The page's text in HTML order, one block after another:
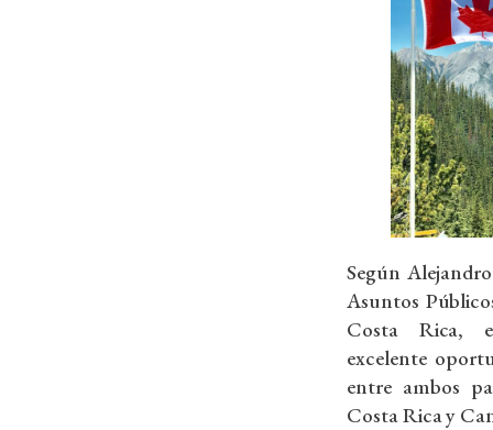
Según
Asuntos
Costa Rica,
excelente
entre ambos
Costa Rica y